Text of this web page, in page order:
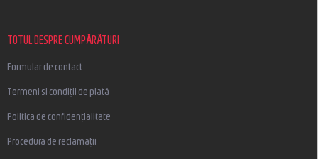
TOTUL DESPRE CUMPĂRĂTURI
Formular de contact
Termeni și condiții de plată
Politica de confidențialitate
Procedura de reclamații